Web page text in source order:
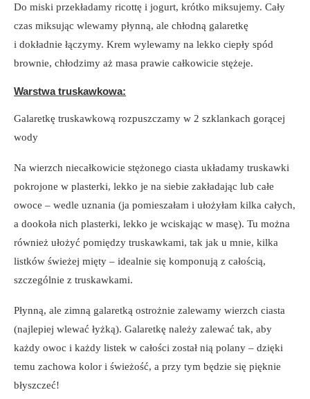
Do miski przekładamy ricottę i jogurt, krótko miksujemy. Cały
czas miksując wlewamy płynną, ale chłodną galaretkę
i dokładnie łączymy. Krem wylewamy na lekko ciepły spód
brownie, chłodzimy aż masa prawie całkowicie stężeje.
Warstwa truskawkowa:
Galaretkę truskawkową rozpuszczamy w 2 szklankach gorącej
wody
Na wierzch niecałkowicie stężonego ciasta układamy truskawki
pokrojone w plasterki, lekko je na siebie zakładając lub całe
owoce – wedle uznania (ja pomieszałam i ułożyłam kilka całych,
a dookoła nich plasterki, lekko je wciskając w masę). Tu można
również ułożyć pomiędzy truskawkami, tak jak u mnie, kilka
listków świeżej mięty – idealnie się komponują z całością,
szczególnie z truskawkami.
Płynną, ale zimną galaretką ostrożnie zalewamy wierzch ciasta
(najlepiej wlewać łyżką). Galaretkę należy zalewać tak, aby
każdy owoc i każdy listek w całości został nią polany – dzięki
temu zachowa kolor i świeżość, a przy tym będzie się pięknie
błyszczeć!